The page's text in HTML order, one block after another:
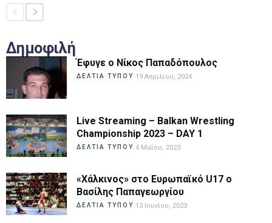
Δημοφιλή
Έφυγε ο Νίκος Παπαδόπουλος
ΔΕΛΤΙΑ ΤΥΠΟΥ 19 Απριλίου, 2024
Live Streaming – Balkan Wrestling
Championship 2023 – DAY 1
ΔΕΛΤΙΑ ΤΥΠΟΥ 4 Μαΐου, 2023
«Χάλκινος» στο Ευρωπαϊκό U17 ο
Βασίλης Παπαγεωργίου
ΔΕΛΤΙΑ ΤΥΠΟΥ 13 Ιουνίου, 2023